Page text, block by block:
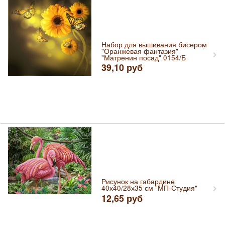
Набор для вышивания бисером
"Оранжевая фантазия"
"Матренин посад" 0154/Б
39,10 руб
Рисунок на габардине
40х40/28х35 см "МП-Студия"
12,65 руб